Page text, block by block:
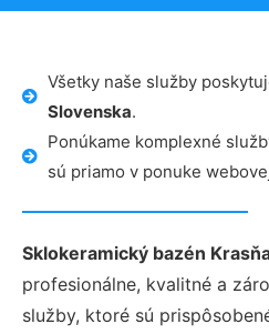
Všetky naše služby
Slovenska.
Ponúkame komplexné
sú priamo v ponuke
Sklokeramický bazén
profesionálne, kvalitné a
služby, ktoré sú